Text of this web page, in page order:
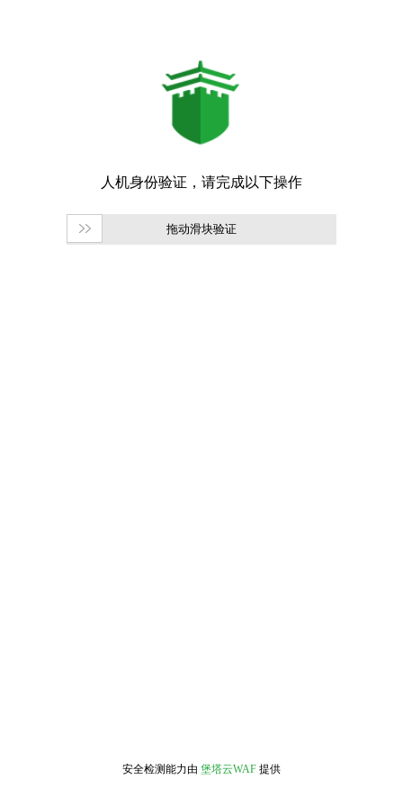
拖动滑块验证
安全检测能力由 堡塔云WAF 提供